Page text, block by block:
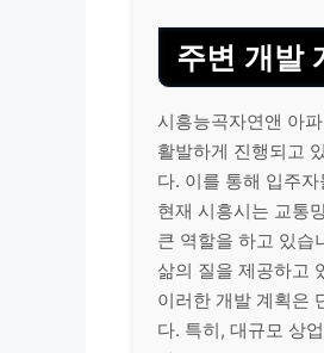
주변 개발
시흥능곡자연앤 아
활발하게 진행되고
다. 이를 통해 입주
현재 시흥시는 교통
큰 역할을 하고 있습
삶의 질을 제공하고
이러한 개발 계획은
다. 특히, 대규모 상